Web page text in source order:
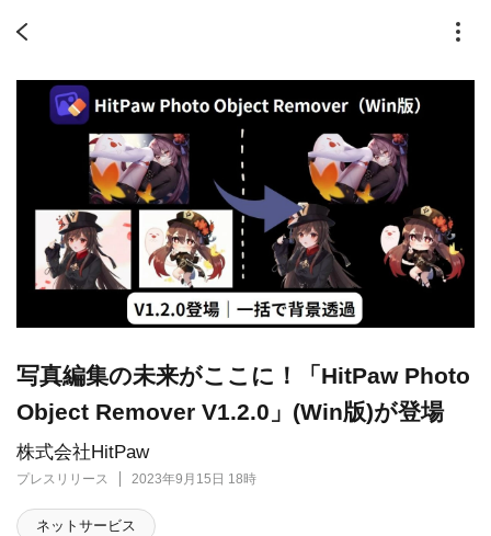
株式会社HitPaw
プレスリリース 2023年9月15日 18時
写真編集の未来がここに！「HitPaw Photo
Object Remover V1.2.0」(Win版)が登場
ネットサービス